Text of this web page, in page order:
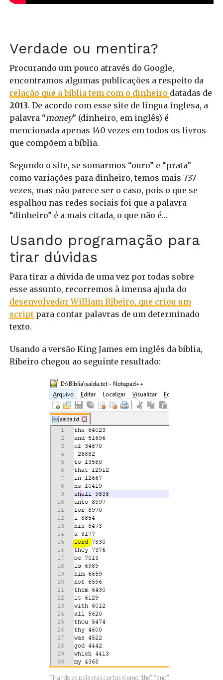
Verdade ou mentira?
Procurando um pouco através do Google,
encontramos algumas publicações a respeito da
relação que a bíblia tem com o dinheiro datadas de
2013. De acordo com esse site de língua inglesa, a
palavra “money” (dinheiro, em inglês) é
mencionada apenas 140 vezes em todos os livros
que compõem a bíblia.
Segundo o site, se somarmos “ouro” e “prata”
como variações para dinheiro, temos mais 737
vezes, mas não parece ser o caso, pois o que se
espalhou nas redes sociais foi que a palavra
“dinheiro” é a mais citada, o que não é…
Usando programação para
tirar dúvidas
Para tirar a dúvida de uma vez por todas sobre
esse assunto, recorremos à imensa ajuda do
desenvolvedor William Ribeiro, que criou um
scriptpara contar palavras de um determinado
texto.
Usando a versão King James em inglês da bíblia,
Ribeiro chegou ao seguinte resultado:
Tirando as palavras curtas (como “the”, “and”,